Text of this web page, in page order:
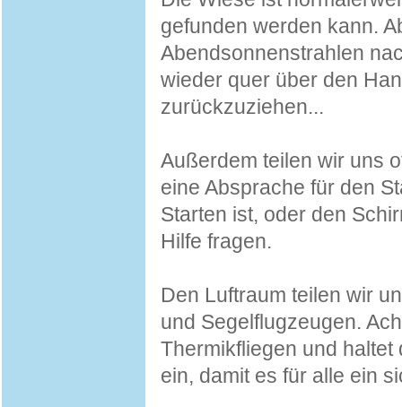
gefunden werden kann.
Abendsonnenstrahlen
wieder quer über den
zurückzuziehen...
Außerdem teilen wir uns
eine Absprache für den
Starten ist, oder den
Hilfe fragen.
Den Luftraum teilen wir
und Segelflugzeugen.
Thermikfliegen und
ein, damit es für alle ein